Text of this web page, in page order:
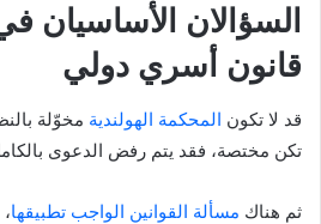
السؤالان الأساسيان
قانون أسري دولي
قد لا تكون المحكمة الهولندية مخوّلة
تكن مختصة، فقد يتم رفض الدعوى
ثم هناك مسألة القوانين الواجب تطبيقها